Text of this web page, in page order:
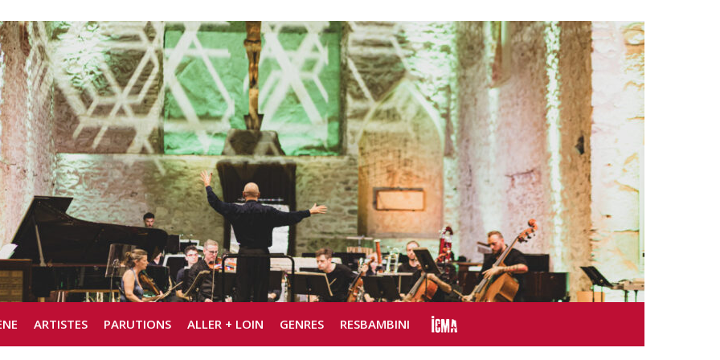
ARTISTES PARUTIONS ALLER + LOIN GENRES RESBAMBINI